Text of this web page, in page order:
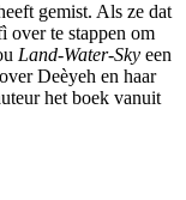
gemist. Als ze dat
over te stappen om
Land-Water-Sky een
Deèyeh en haar
het boek vanuit